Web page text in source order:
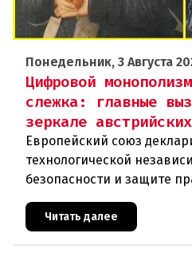
Понедельник, 3 Августа
Цифровой
слежка: главные
зеркале
Европейский союз
технологической
безопасности и защите
последние события в
Брюсселя показывают:
Читать далее